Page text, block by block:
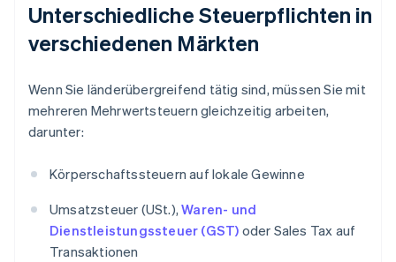
Unterschiedliche Steuerpflichten in
verschiedenen Märkten
Wenn Sie länderübergreifend tätig sind, müssen Sie mit
mehreren Mehrwertsteuern gleichzeitig arbeiten,
darunter:
Körperschaftssteuern auf lokale Gewinne
Umsatzsteuer (USt.),Waren- und
Dienstleistungssteuer (GST) oder Sales Tax auf
Transaktionen